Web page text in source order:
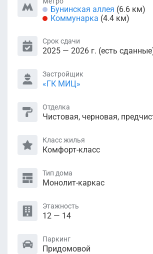
Бунинская аллея (6.6 км)
Коммунарка (4.4 км)
Срок сдачи
2025 — 2026 г. (есть
Застройщик
«ГК МИЦ»
Отделка
Чистовая, черновая,
Класс жилья
Комфорт-класс
Тип дома
Монолит-каркас
Этажность
12 — 14
Паркинг
Придомовой